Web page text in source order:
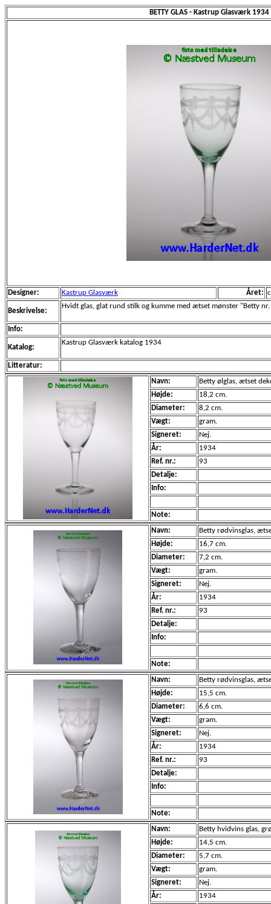
BETTY GLAS - Kastrup Glasværk 1934
Designer: Kastrup Glasværk Året:
Beskrivelse:
Hvidt glas, glat rund stilk og kumme med ætset mønster "Betty
Info:
Katalog:
Kastrup Glasværk katalog 1934
Litteratur:
Navn:
Betty ølglas, ætset
Højde:
18,2 cm.
Diameter:
8,2 cm.
Vægt:
gram.
Signeret:
Nej.
År:
1934
Ref. nr.:
93
Detalje:
Info:
Note:
Navn:
Betty rødvinsglas,
Højde:
16,7 cm.
Diameter:
7,2 cm.
Vægt:
gram.
Signeret:
Nej.
År:
1934
Ref. nr.:
93
Detalje:
Info:
Note:
Navn:
Betty rødvinsglas,
Højde:
15,5 cm.
Diameter:
6,6 cm.
Vægt:
gram.
Signeret:
Nej.
År:
1934
Ref. nr.:
93
Detalje:
Info:
Note:
Navn:
Betty hvidvins glas,
Højde:
14,5 cm.
Diameter:
5,7 cm.
Vægt:
gram.
Signeret:
Nej.
År:
1934